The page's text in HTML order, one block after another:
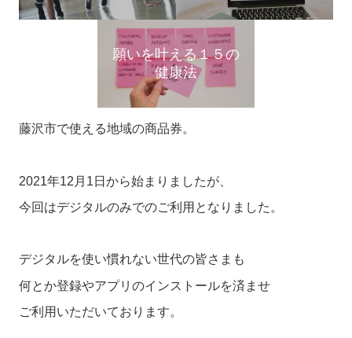
願いを叶える１５の
健康法
藤沢市で使える地域の商品券。
2021年12月1日から始まりましたが、
今回はデジタルのみでのご利用となりました。
デジタルを使い慣れない世代の皆さまも
何とか登録やアプリのインストールを済ませ
ご利用いただいております。